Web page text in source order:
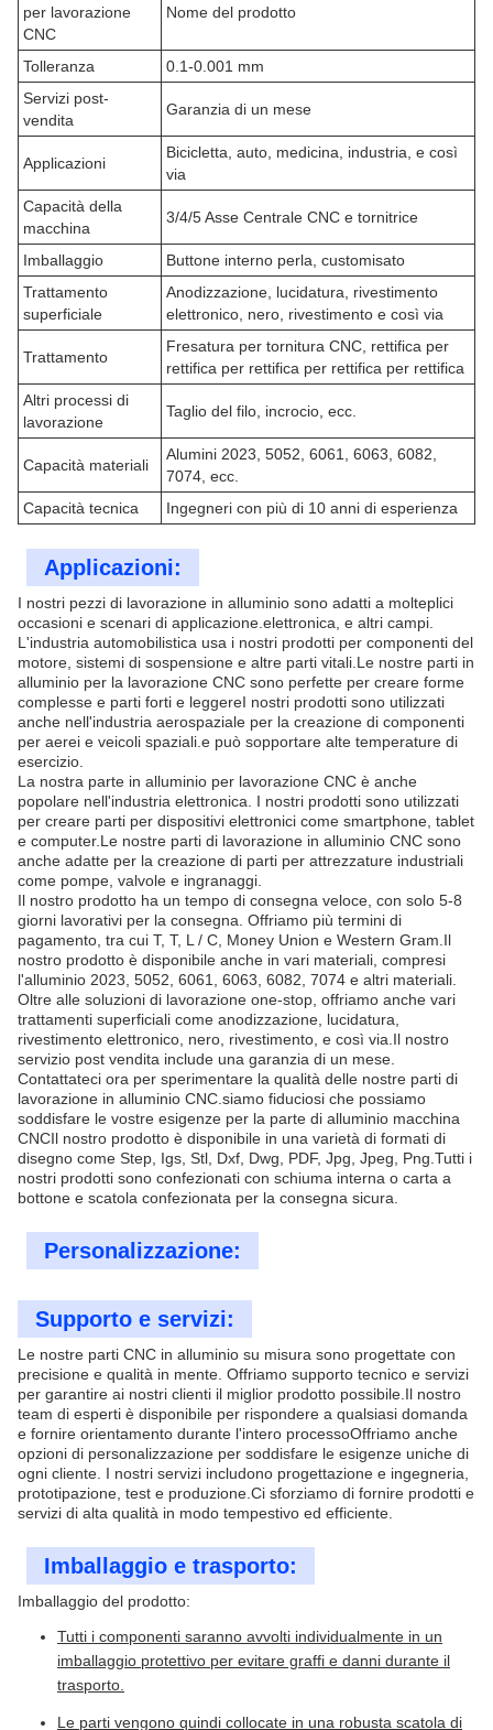
per lavorazione
CNC
Nome del prodotto
Tolleranza
0.1-0.001 mm
Servizi post-
vendita
Garanzia di un mese
Applicazioni
Bicicletta, auto, medicina, industria, e così
via
Capacità della
macchina
3/4/5 Asse Centrale CNC e tornitrice
Imballaggio
Buttone interno perla, customisato
Trattamento
superficiale
Anodizzazione, lucidatura, rivestimento
elettronico, nero, rivestimento e così via
Trattamento
Fresatura per tornitura CNC, rettifica per
rettifica per rettifica per rettifica per rettifica
Altri processi di
lavorazione
Taglio del filo, incrocio, ecc.
Capacità materiali
Alumini 2023, 5052, 6061, 6063, 6082,
7074, ecc.
Capacità tecnica
Ingegneri con più di 10 anni di esperienza
Applicazioni:
I nostri pezzi di lavorazione in alluminio sono adatti a molteplici
occasioni e scenari di applicazione.elettronica, e altri campi.
L'industria automobilistica usa i nostri prodotti per componenti del
motore, sistemi di sospensione e altre parti vitali.Le nostre parti in
alluminio per la lavorazione CNC sono perfette per creare forme
complesse e parti forti e leggereI nostri prodotti sono utilizzati
anche nell'industria aerospaziale per la creazione di componenti
per aerei e veicoli spaziali.e può sopportare alte temperature di
esercizio.
La nostra parte in alluminio per lavorazione CNC è anche
popolare nell'industria elettronica. I nostri prodotti sono utilizzati
per creare parti per dispositivi elettronici come smartphone, tablet
e computer.Le nostre parti di lavorazione in alluminio CNC sono
anche adatte per la creazione di parti per attrezzature industriali
come pompe, valvole e ingranaggi.
Il nostro prodotto ha un tempo di consegna veloce, con solo 5-8
giorni lavorativi per la consegna. Offriamo più termini di
pagamento, tra cui T, T, L / C, Money Union e Western Gram.Il
nostro prodotto è disponibile anche in vari materiali, compresi
l'alluminio 2023, 5052, 6061, 6063, 6082, 7074 e altri materiali.
Oltre alle soluzioni di lavorazione one-stop, offriamo anche vari
trattamenti superficiali come anodizzazione, lucidatura,
rivestimento elettronico, nero, rivestimento, e così via.Il nostro
servizio post vendita include una garanzia di un mese.
Contattateci ora per sperimentare la qualità delle nostre parti di
lavorazione in alluminio CNC.siamo fiduciosi che possiamo
soddisfare le vostre esigenze per la parte di alluminio macchina
CNCIl nostro prodotto è disponibile in una varietà di formati di
disegno come Step, Igs, Stl, Dxf, Dwg, PDF, Jpg, Jpeg, Png.Tutti i
nostri prodotti sono confezionati con schiuma interna o carta a
bottone e scatola confezionata per la consegna sicura.
Personalizzazione:
Supporto e servizi:
Le nostre parti CNC in alluminio su misura sono progettate con
precisione e qualità in mente. Offriamo supporto tecnico e servizi
per garantire ai nostri clienti il miglior prodotto possibile.Il nostro
team di esperti è disponibile per rispondere a qualsiasi domanda
e fornire orientamento durante l'intero processoOffriamo anche
opzioni di personalizzazione per soddisfare le esigenze uniche di
ogni cliente. I nostri servizi includono progettazione e ingegneria,
prototipazione, test e produzione.Ci sforziamo di fornire prodotti e
servizi di alta qualità in modo tempestivo ed efficiente.
Imballaggio e trasporto:
Imballaggio del prodotto:
Tutti i componenti saranno avvolti individualmente in un
imballaggio protettivo per evitare graffi e danni durante il
trasporto.
Le parti vengono quindi collocate in una robusta scatola di